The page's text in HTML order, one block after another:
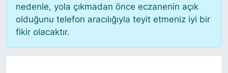
nedenle, yola çıkmadan önce eczanenin açık
olduğunu telefon aracılığıyla teyit etmeniz iyi bir
fikir olacaktır.